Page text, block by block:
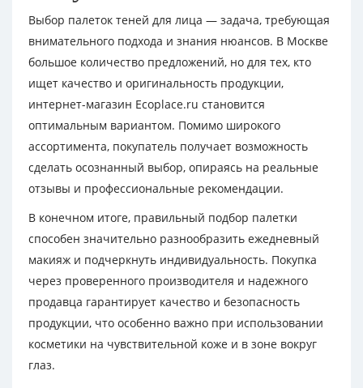
Выбор палеток теней для лица — задача, требующая
внимательного подхода и знания нюансов. В Москве
большое количество предложений, но для тех, кто
ищет качество и оригинальность продукции,
интернет-магазин Ecoplace.ru становится
оптимальным вариантом. Помимо широкого
ассортимента, покупатель получает возможность
сделать осознанный выбор, опираясь на реальные
отзывы и профессиональные рекомендации.
В конечном итоге, правильный подбор палетки
способен значительно разнообразить ежедневный
макияж и подчеркнуть индивидуальность. Покупка
через проверенного производителя и надежного
продавца гарантирует качество и безопасность
продукции, что особенно важно при использовании
косметики на чувствительной коже и в зоне вокруг
глаз.